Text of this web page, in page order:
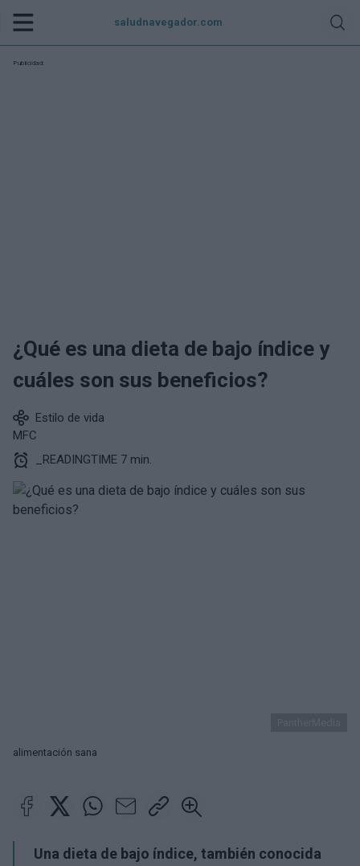
saludnavegador.com
Publicidad:
¿Qué es una dieta de bajo índice y
cuáles son sus beneficios?
Estilo de vida
MFC
_READINGTIME 7 min.
alimentación sana
Una dieta de bajo índice, también conocida